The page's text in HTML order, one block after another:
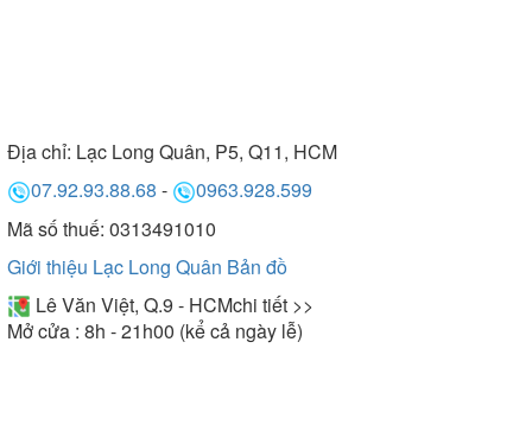
Địa chỉ: Lạc Long Quân, P5, Q11, HCM
07.92.93.88.68 -
0963.928.599
Mã số thuế: 0313491010
Giới thiệu Lạc Long Quân Bản đồ
Lê Văn Việt, Q.9 - HCMchi tiết >>
Mở cửa : 8h - 21h00 (kể cả ngày lễ)